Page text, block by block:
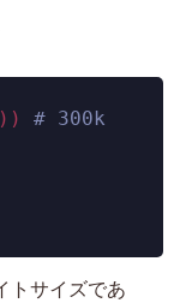
))
# 300k
トサイズであ